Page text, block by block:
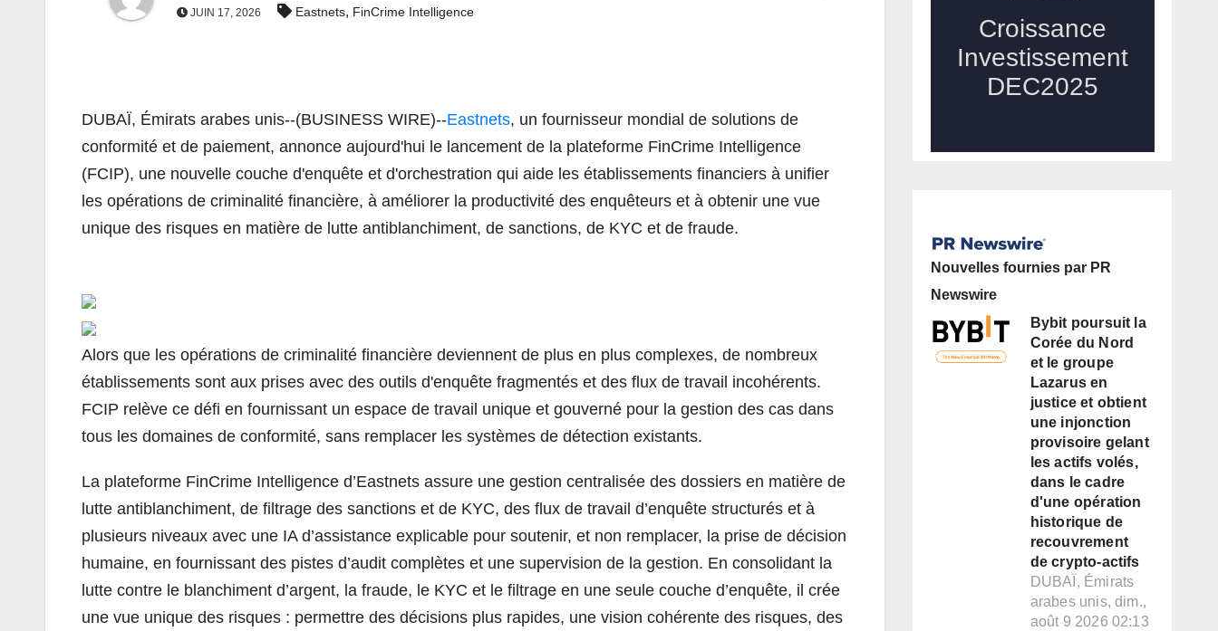
JUIN 17, 2026 Eastnets, FinCrime Intelligence
DUBAÏ, Émirats arabes unis--(BUSINESS WIRE)--Eastnets, un fournisseur mondial de solutions de
conformité et de paiement, annonce aujourd'hui le lancement de la plateforme FinCrime Intelligence
(FCIP), une nouvelle couche d'enquête et d'orchestration qui aide les établissements financiers à unifier
les opérations de criminalité financière, à améliorer la productivité des enquêteurs et à obtenir une vue
unique des risques en matière de lutte antiblanchiment, de sanctions, de KYC et de fraude.
Alors que les opérations de criminalité financière deviennent de plus en plus complexes, de nombreux
établissements sont aux prises avec des outils d'enquête fragmentés et des flux de travail incohérents.
FCIP relève ce défi en fournissant un espace de travail unique et gouverné pour la gestion des cas dans
tous les domaines de conformité, sans remplacer les systèmes de détection existants.
La plateforme FinCrime Intelligence d’Eastnets assure une gestion centralisée des dossiers en matière de
lutte antiblanchiment, de filtrage des sanctions et de KYC, des flux de travail d’enquête structurés et à
plusieurs niveaux avec une IA d’assistance explicable pour soutenir, et non remplacer, la prise de décision
humaine, en fournissant des pistes d’audit complètes et une supervision de la gestion. En consolidant la
lutte contre le blanchiment d’argent, la fraude, le KYC et le filtrage en une seule couche d’enquête, il crée
une vue unique des risques : permettre des décisions plus rapides, une vision cohérente des risques, des
Nouvelles fournies par PR
Newswire
Bybit poursuit la
Corée du Nord
et le groupe
Lazarus en
justice et obtient
une injonction
provisoire gelant
les actifs volés,
dans le cadre
d'une opération
historique de
recouvrement
de crypto-actifs
DUBAÏ, Émirats
arabes unis, dim.,
août 9 2026 02:13